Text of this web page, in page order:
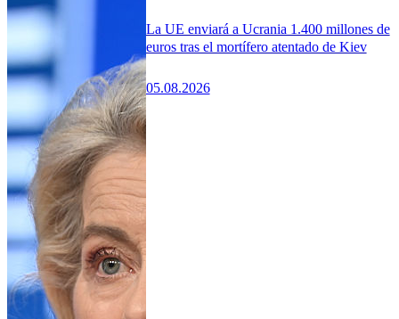
La UE enviará a Ucrania 1.400 millones de
euros tras el mortífero atentado de Kiev
05.08.2026